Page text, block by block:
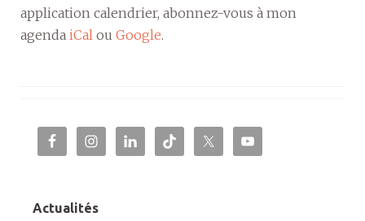
application calendrier, abonnez-vous à mon
agenda iCal ou Google.
Actualités